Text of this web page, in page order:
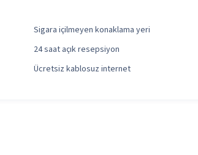
Sigara içilmeyen konaklama yeri
24 saat açık resepsiyon
Ücretsiz kablosuz internet